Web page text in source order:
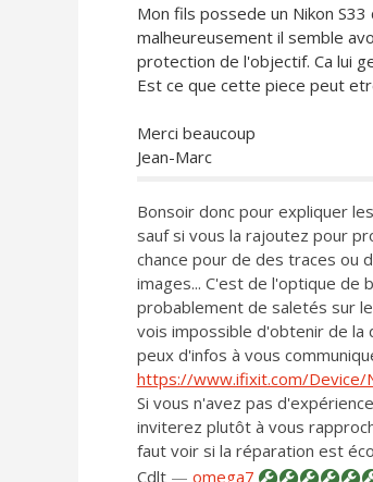
Mon fils possede un Nikon
malheureusement il semble
protection de l'objectif. Ca lui
Est ce que cette piece peut
Merci beaucoup
Jean-Marc
Bonsoir donc pour expliquer
sauf si vous la rajoutez pour
chance pour de des traces ou
images... C'est de l'optique de
probablement de saletés sur
vois impossible d'obtenir de la
peux d'infos à vous
https://www.ifixit.com/Device/
Si vous n'avez pas
inviterez plutôt à vous
faut voir si la réparation est
Cdlt — omega7